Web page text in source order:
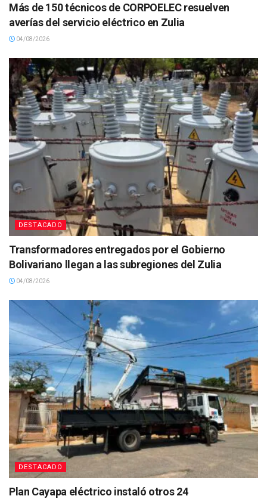
Más de 150 técnicos de CORPOELEC resuelven
averías del servicio eléctrico en Zulia
04/08/2026
DESTACADO
Transformadores entregados por el Gobierno
Bolivariano llegan a las subregiones del Zulia
04/08/2026
DESTACADO
Plan Cayapa eléctrico instaló otros 24